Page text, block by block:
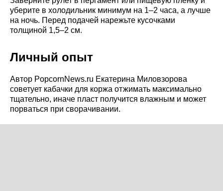
уберите в холодильник минимум на 1–2 часа, а лучше
на ночь. Перед подачей нарежьте кусочками
толщиной 1,5–2 см.
Личный опыт
Автор PopcornNews.ru Екатерина Миловзорова
советует кабачки для коржа отжимать максимально
тщательно, иначе пласт получится влажным и может
порваться при сворачивании.